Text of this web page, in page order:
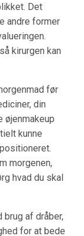
Det
andre former
kirurgen kan
før
din
øjenmakeup
kunne
morgenen,
hvad du skal
af dråber,
for at bede